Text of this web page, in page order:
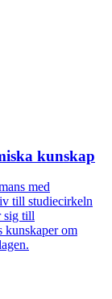
kunskap
med
till studiecirkeln
sig till
kunskaper om